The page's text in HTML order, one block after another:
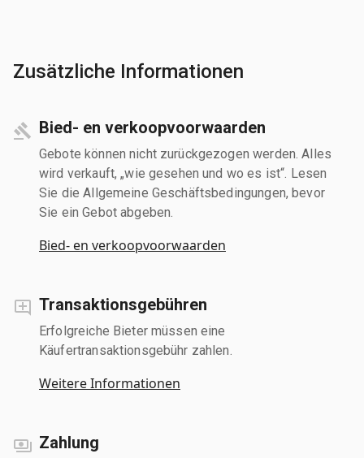
Zusätzliche Informationen
Bied- en verkoopvoorwaarden
Gebote können nicht zurückgezogen werden. Alles
wird verkauft, „wie gesehen und wo es ist“. Lesen
Sie die Allgemeine Geschäftsbedingungen, bevor
Sie ein Gebot abgeben.
Bied- en verkoopvoorwaarden
Transaktionsgebühren
Erfolgreiche Bieter müssen eine
Käufertransaktionsgebühr zahlen.
Weitere Informationen
Zahlung